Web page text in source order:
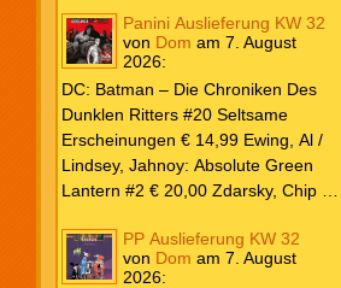
Panini Auslieferung KW 32
von Dom am 7. August
2026:
DC: Batman – Die Chroniken Des
Dunklen Ritters #20 Seltsame
Erscheinungen € 14,99 Ewing, Al /
Lindsey, Jahnoy: Absolute Green
Lantern #2 € 20,00 Zdarsky, Chip /
Paperback #4 € 35,00 Watters, Dan;
Soy, Dexter: Nightwing 2024 #7 €
PP Auslieferung KW 32
von Dom am 7. August
2026: